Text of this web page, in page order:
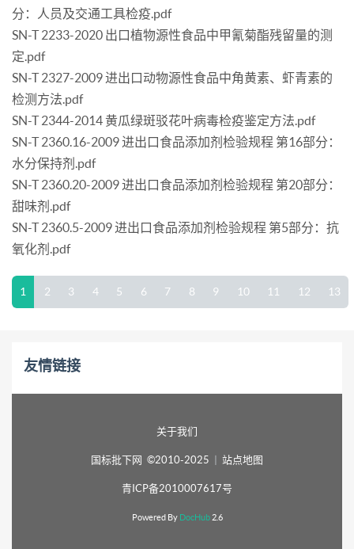
分：人员及交通工具检疫.pdf
SN-T 2233-2020 出口植物源性食品中甲氰菊酯残留量的测
定.pdf
SN-T 2327-2009 进出口动物源性食品中角黄素、虾青素的
检测方法.pdf
SN-T 2344-2014 黄瓜绿斑驳花叶病毒检疫鉴定方法.pdf
SN-T 2360.16-2009 进出口食品添加剂检验规程 第16部分：
水分保持剂.pdf
SN-T 2360.20-2009 进出口食品添加剂检验规程 第20部分：
甜味剂.pdf
SN-T 2360.5-2009 进出口食品添加剂检验规程 第5部分：抗
氧化剂.pdf
1 2 3 4 5 6 7 8 9 10 11 12 13
友情链接
关于我们
国标批下网 ©2010-2025 站点地图
青ICP备2010007617号
Powered By DocHub2.6